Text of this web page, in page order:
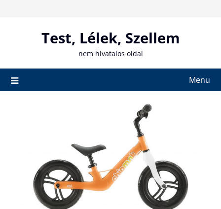
Test, Lélek, Szellem
nem hivatalos oldal
Menu